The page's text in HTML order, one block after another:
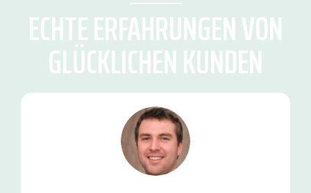
ECHTE ERFAHRUNGEN VON
GLÜCKLICHEN KUNDEN